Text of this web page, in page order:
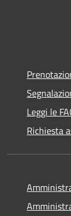
Leggi le
Richiesta